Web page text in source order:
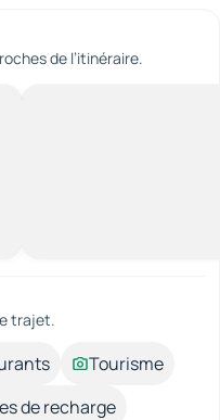
de l’itinéraire.
trajet.
Tourisme
de recharge